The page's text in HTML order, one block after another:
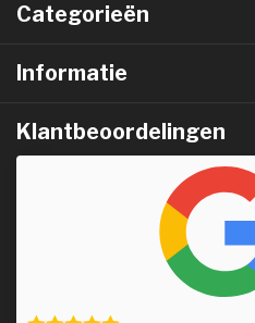
Categorieën
Informatie
Klantbeoordelingen